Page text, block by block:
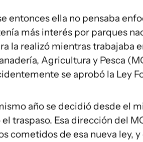
entonces ella no pensaba
más interés por parques
la realizó mientras trabajaba
Agricultura y Pesca
se aprobó la Ley
año se decidió desde el
traspaso. Esa dirección del
cometidos de esa nueva ley,